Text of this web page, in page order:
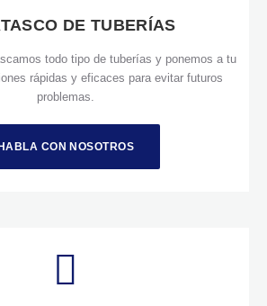
DE TUBERÍAS
todo tipo de tuberías y ponemos a tu
rápidas y eficaces para evitar futuros
problemas.
HABLA CON NOSOTROS